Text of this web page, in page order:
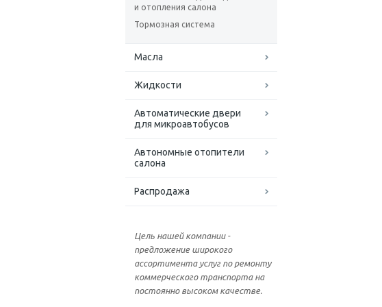
и отопления салона
Тормозная система
Масла
Жидкости
Автоматические двери
для микроавтобусов
Автономные отопители
салона
Распродажа
Цель нашей компании -
предложение широкого
ассортимента услуг по ремонту
коммерческого транспорта на
постоянно высоком качестве.